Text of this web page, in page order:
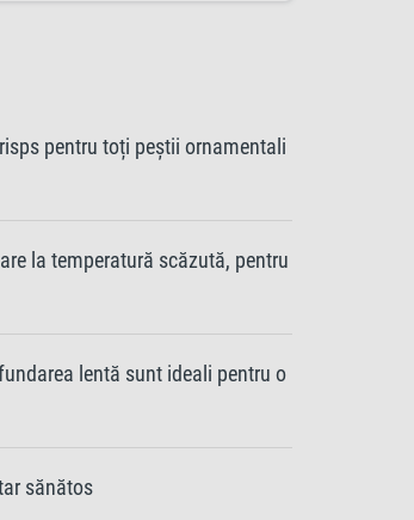
pentru toți peștii ornamentali
la temperatură scăzută, pentru
lentă sunt ideali pentru o
sănătos